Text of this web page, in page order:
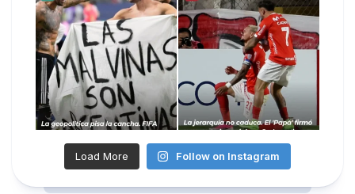
Load More Follow on Instagram